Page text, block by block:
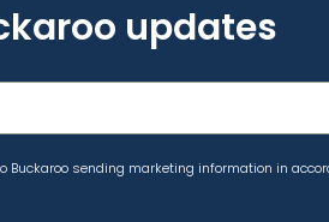
updates
Buckaroo sending marketing information in